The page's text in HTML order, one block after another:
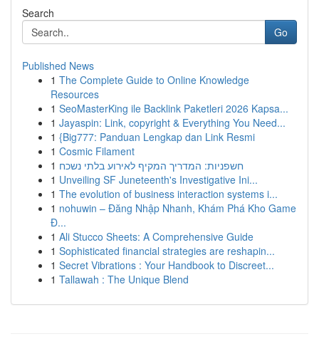
Search
Go
Published News
1 The Complete Guide to Online Knowledge
Resources
1 SeoMasterKing ile Backlink Paketleri 2026 Kapsa...
1 Jayaspin: Link, copyright & Everything You Need...
1 {Big777: Panduan Lengkap dan Link Resmi
1 Cosmic Filament
1 חשפניות: המדריך המקיף לאירוע בלתי נשכח
1 Unveiling SF Juneteenth's Investigative Ini...
1 The evolution of business interaction systems i...
1 nohuwin – Đăng Nhập Nhanh, Khám Phá Kho Game
Đ...
1 Ali Stucco Sheets: A Comprehensive Guide
1 Sophisticated financial strategies are reshapin...
1 Secret Vibrations : Your Handbook to Discreet...
1 Tallawah : The Unique Blend